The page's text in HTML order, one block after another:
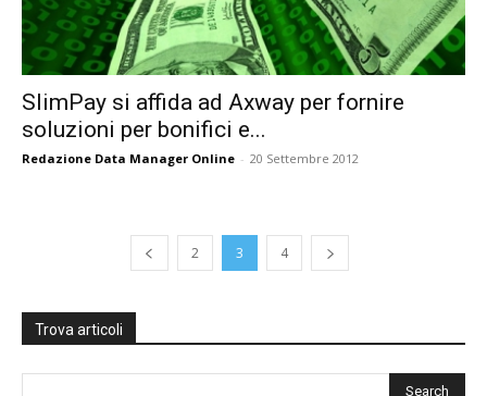
SlimPay si affida ad Axway per fornire
soluzioni per bonifici e...
Redazione Data Manager Online - 20 Settembre 2012
2 3 4
Trova articoli